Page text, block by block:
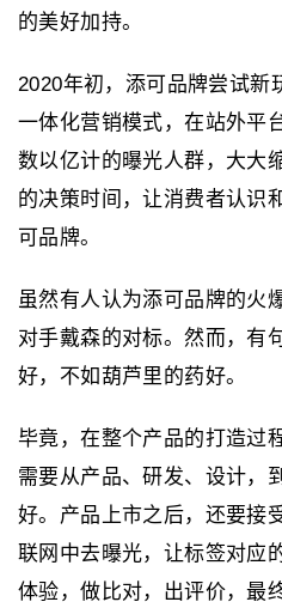
的美好加持。
2020年初，添可品牌尝试新
一体化营销模式，在站外平
数以亿计的曝光人群，大大
的决策时间，让消费者认识
可品牌。
虽然有人认为添可品牌的火
对手戴森的对标。然而，有
好，不如葫芦里的药好。
毕竟，在整个产品的打造过
需要从产品、研发、设计，
好。产品上市之后，还要接
联网中去曝光，让标签对应
体验，做比对，出评价，